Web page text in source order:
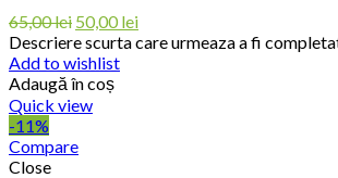
65,00lei 50,00lei
Descriere scurta care urmeaza a fi
Add to wishlist
Adaugă în coș
Quick view
-11%
Compare
Close